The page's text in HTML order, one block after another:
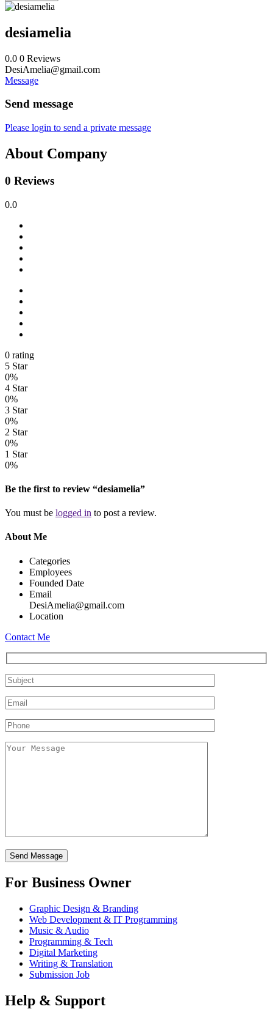
desiamelia
0.0 0 Reviews
DesiAmelia@gmail.com
Message
Send message
Please login to send a private message
About Company
0 Reviews
0.0
0 rating
5 Star
0%
4 Star
0%
3 Star
0%
2 Star
0%
1 Star
0%
Be the first to review “desiamelia”
You must be logged in to post a review.
About Me
Categories
Employees
Founded Date
Email
DesiAmelia@gmail.com
Location
Contact Me
For Business Owner
Graphic Design & Branding
Web Development & IT Programming
Music & Audio
Programming & Tech
Digital Marketing
Writing & Translation
Submission Job
Help & Support